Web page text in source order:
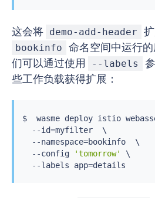
这会将 demo-add-header
bookinfo
命名空间中运行
们可以通过使用
--labels
些工作负载获得扩展：
$  wasme deploy istio
  --id
=myfilter  \
  --namespace
=bookinfo  \
  --config
'tomorrow'
\
  --labels app
=